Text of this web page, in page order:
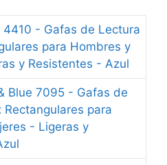
4410 - Gafas de Lectura
para Hombres y
y Resistentes - Azul
Blue 7095 - Gafas de
Rectangulares para
- Ligeras y